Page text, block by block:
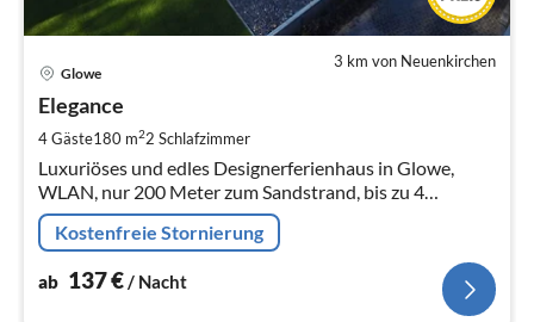
3 km von Neuenkirchen
Glowe
Elegance
4 Gäste180 m22 Schlafzimmer
Luxuriöses und edles Designerferienhaus in Glowe,
WLAN, nur 200 Meter zum Sandstrand, bis zu 4
Personen, Sauna und Wellnessbereich, Waschmaschine
vorhanden
Kostenfreie Stornierung
ab 137€/ Nacht